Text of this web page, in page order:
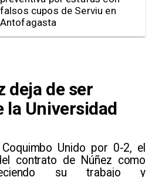
deja de ser
la Universidad
Unido por 0-2, el
contrato de Núñez como
su trabajo y
TransAntofagasta piden
sistema mixto de pago